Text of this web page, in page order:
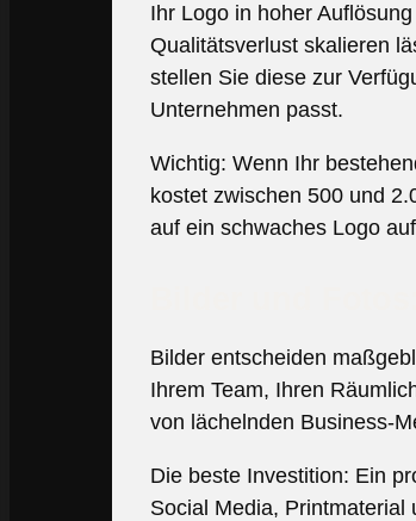
Ihr Logo in hoher
Qualitätsverlust skalieren
stellen Sie diese zur
Unternehmen passt.
Wichtig: Wenn Ihr
kostet zwischen 500 und
auf ein schwaches Logo
Bilder entscheiden
Ihrem Team, Ihren
von lächelnden Business-
Die beste Investition: Ein
Social Media, Printmaterial